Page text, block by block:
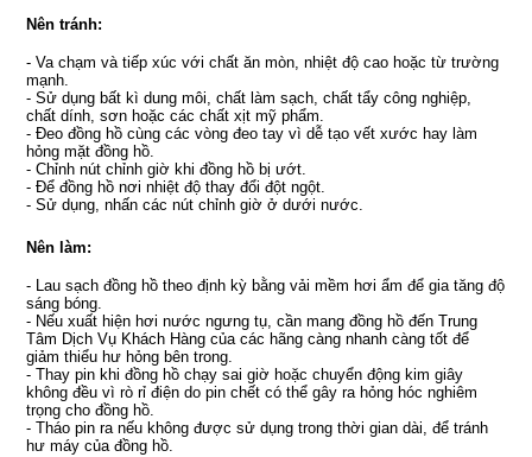
Nên tránh:
- Va chạm và tiếp xúc với chất ăn mòn, nhiệt độ cao hoặc từ trường
mạnh.
- Sử dụng bất kì dung môi, chất làm sạch, chất tẩy công nghiệp,
chất dính, sơn hoặc các chất xịt mỹ phẩm.
- Đeo đồng hồ cùng các vòng đeo tay vì dễ tạo vết xước hay làm
hỏng mặt đồng hồ.
- Chỉnh nút chỉnh giờ khi đồng hồ bị ướt.
- Để đồng hồ nơi nhiệt độ thay đổi đột ngột.
- Sử dụng, nhấn các nút chỉnh giờ ở dưới nước.
Nên làm:
- Lau sạch đồng hồ theo định kỳ bằng vải mềm hơi ẩm để gia tăng độ
sáng bóng.
- Nếu xuất hiện hơi nước ngưng tụ, cần mang đồng hồ đến Trung
Tâm Dịch Vụ Khách Hàng của các hãng càng nhanh càng tốt để
giảm thiểu hư hỏng bên trong.
- Thay pin khi đồng hồ chạy sai giờ hoặc chuyển động kim giây
không đều vì rò rỉ điện do pin chết có thể gây ra hỏng hóc nghiêm
trọng cho đồng hồ.
- Tháo pin ra nếu không được sử dụng trong thời gian dài, để tránh
hư máy của đồng hồ.